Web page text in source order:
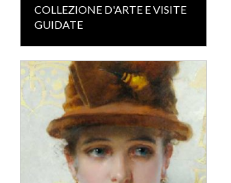
COLLEZIONE D'ARTE E VISITE
GUIDATE